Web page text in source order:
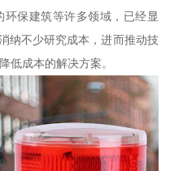
保建筑等许多领域，已经显
纳不少研究成本，进而推动技
低成本的解决方案。